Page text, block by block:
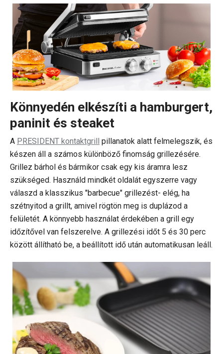
Könnyedén elkészíti a hamburgert,
paninit és steaket
A PRESIDENT kontaktgrill
pillanatok alatt felmelegszik, és
készen áll a számos különböző finomság grillezésére.
Grillez bárhol és bármikor csak egy kis áramra lesz
szükséged. Használd mindkét oldalát egyszerre vagy
válaszd a klasszikus "barbecue" grillezést- elég, ha
szétnyitod a grillt, amivel rögtön meg is duplázod a
felületét. A könnyebb használat érdekében a grill egy
időzítővel van felszerelve. A grillezési időt 5 és 30 perc
között állítható be, a beállított idő után automatikusan leáll.